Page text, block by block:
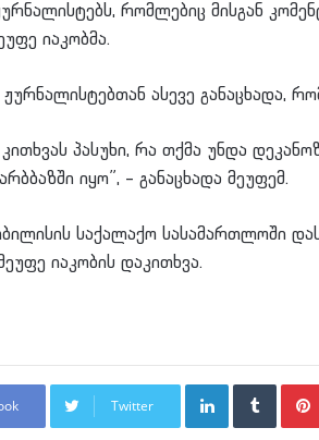
რომლებიც მისგან
იაკობმა.
ასევე განაცხადა,
პასუხი, რა თქმა უნდა
იყო”, – განაცხადა მეუფემ.
საქალაქო სასამართლოში
იაკობის დაკითხვა.
Twitter
LinkedInTumblr